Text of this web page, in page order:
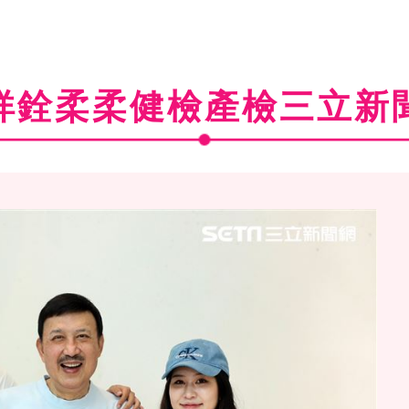
銓柔柔健檢產檢三立新